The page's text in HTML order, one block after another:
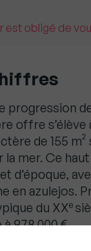
est obligé de
progression
offre s’élève
de 155 m²
la mer. Ce
d’époque,
en azulejos.
du XXe
978 000 €.